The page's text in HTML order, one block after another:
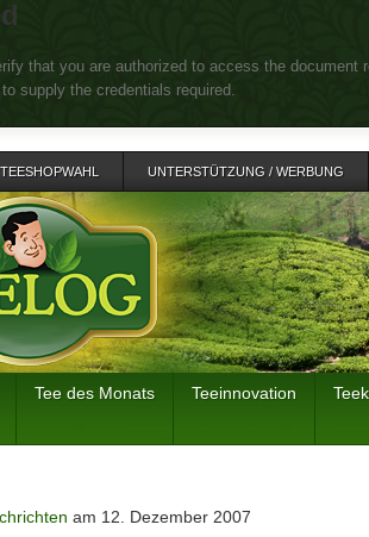
that you are authorized to access the
supply the credentials required.
TEESHOPWAHL UNTERSTÜTZUNG / WERBUNG
Tee des Monats Teeinnovation
am 12. Dezember 2007